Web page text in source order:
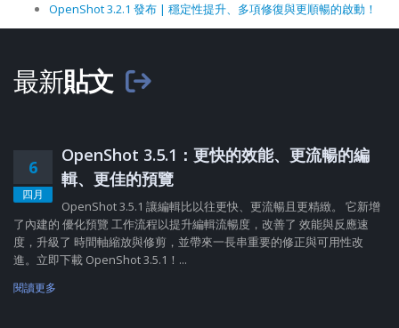
OpenShot 3.2.1 發布 | 穩定性提升、多項修復與更順暢的啟動！
最新貼文
6
四月
OpenShot 3.5.1：更快的效能、更流暢的編
輯、更佳的預覽
OpenShot 3.5.1 讓編輯比以往更快、更流暢且更精緻。 它新增
了內建的 優化預覽 工作流程以提升編輯流暢度，改善了 效能與反應速
度，升級了 時間軸縮放與修剪，並帶來一長串重要的修正與可用性改
進。立即下載 OpenShot 3.5.1！...
閱讀更多